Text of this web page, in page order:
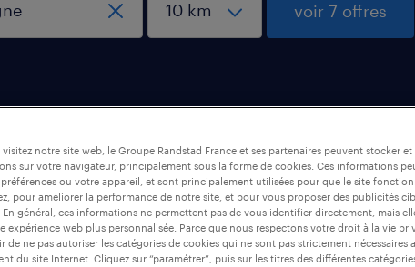
voir 7 offres
durée du contrat niveau d'expérience
visitez notre site web, le Groupe Randstad France et ses partenaires peuvent stocker
sur votre navigateur, principalement sous la forme de cookies. Ces informations
ou votre appareil, et sont principalement utilisées pour que le site
pour améliorer la performance de notre site, et pour vous proposer des publicités
En général, ces informations ne permettent pas de vous identifier directement, mais
expérience web plus personnalisée. Parce que nous respectons votre droit à la vie
de ne pas autoriser les catégories de cookies qui ne sont pas strictement nécessaires
du site Internet. Cliquez sur “paramétrer”, puis sur les titres des différentes